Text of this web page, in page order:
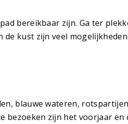
bereikbaar zijn. Ga ter
de kust zijn veel
blauwe wateren,
bezoeken zijn het voorjaar en